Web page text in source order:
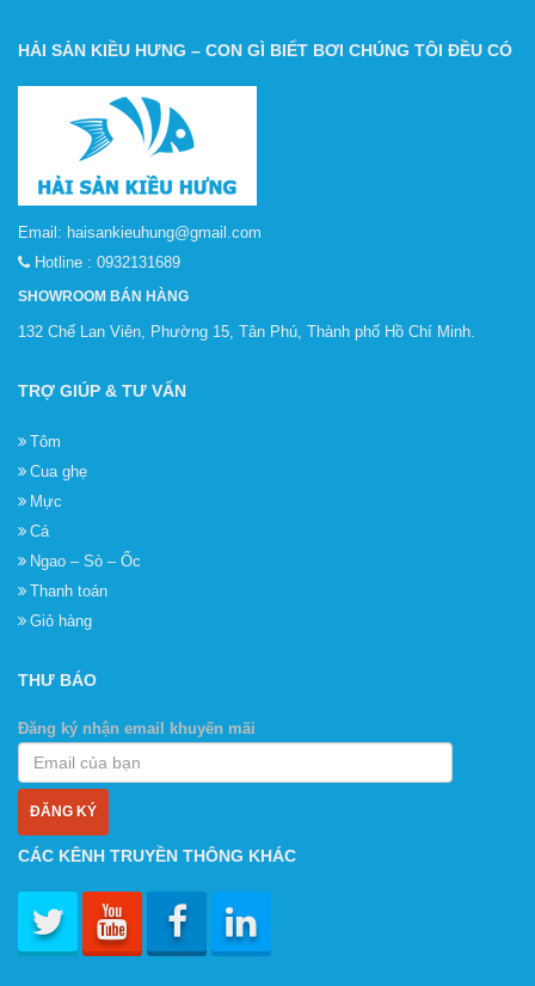
HẢI SẢN KIỀU HƯNG – CON GÌ BIẾT BƠI CHÚNG TÔI ĐỀU CÓ
Email: haisankieuhung@gmail.com
Hotline : 0932131689
SHOWROOM BÁN HÀNG
132 Chế Lan Viên, Phường 15, Tân Phú, Thành phố Hồ Chí Minh.
TRỢ GIÚP & TƯ VẤN
Tôm
Cua ghẹ
Mực
Cá
Ngao – Sò – Ốc
Thanh toán
Giỏ hàng
THƯ BÁO
Đăng ký nhận email khuyến mãi
CÁC KÊNH TRUYỀN THÔNG KHÁC